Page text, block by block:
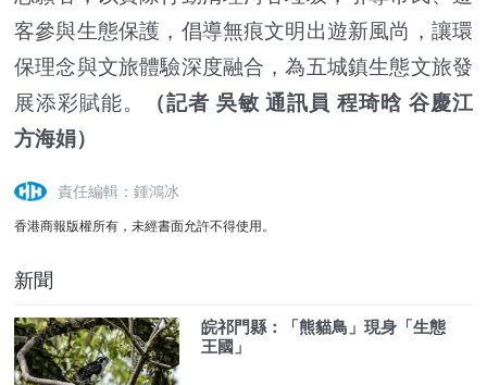
客參與生態保護，倡導無痕文明出遊新風尚，讓環
保理念與文旅體驗深度融合，為五城鎮生態文旅發
展添彩賦能。
（記者 吳敏 通訊員 程琦晗 谷慶江
方海娟）
責任編輯：鍾鴻冰
香港商報版權所有，未經書面允許不得使用。
新聞
皖祁門縣：「熊貓鳥」現身「生態
王國」